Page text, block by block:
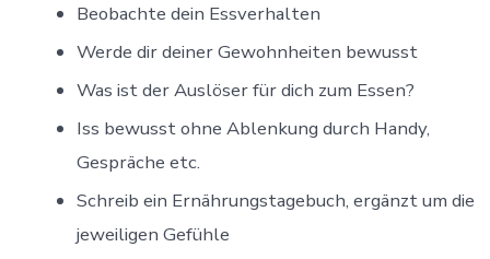
Beobachte dein Essverhalten
Werde dir deiner Gewohnheiten bewusst
Was ist der Auslöser für dich zum Essen?
Iss bewusst ohne Ablenkung durch Handy,
Gespräche etc.
Schreib ein Ernährungstagebuch, ergänzt um die
jeweiligen Gefühle